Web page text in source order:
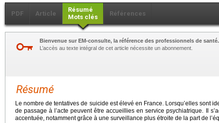
PDF Article
Résumé
Mots clés
Références
Bienvenue sur EM-consulte, la référence des professionnels de santé.
L’accès au texte intégral de cet article nécessite un abonnement.
Résumé
Le nombre de tentatives de suicide est élevé en France. Lorsqu’elles sont
de passage à l’acte peuvent être accueillies en service psychiatrique. Il
accentuée, notamment grâce à une surveillance plus étroite de la part de